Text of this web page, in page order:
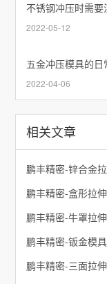
不锈钢冲压时需
2022-05-12
五金冲压模具的日
2022-04-06
相关文章
鹏丰精密-锌合金
鹏丰精密-盒形拉
鹏丰精密-牛罩拉
鹏丰精密-钣金模
鹏丰精密-三面拉